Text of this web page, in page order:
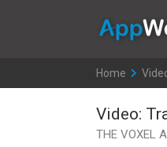
Home >
Video:
THE VOXEL